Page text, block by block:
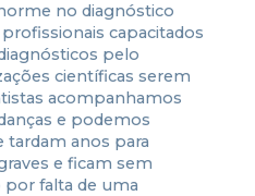
no diagnóstico
capacitados
pelo
científicas serem
acompanhamos
e podemos
tardam anos para
e ficam sem
falta de uma